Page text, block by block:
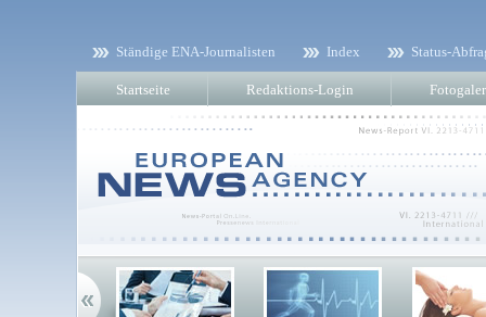
Ständige ENA-Journalisten Index Status-
Startseite Redaktions-Login